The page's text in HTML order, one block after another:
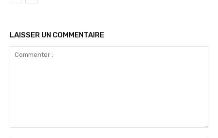
LAISSER UN COMMENTAIRE